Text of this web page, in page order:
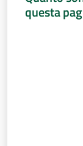
questa